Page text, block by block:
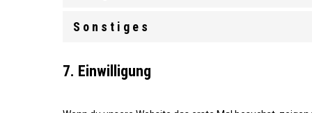
Sonstiges
7. Einwilligung